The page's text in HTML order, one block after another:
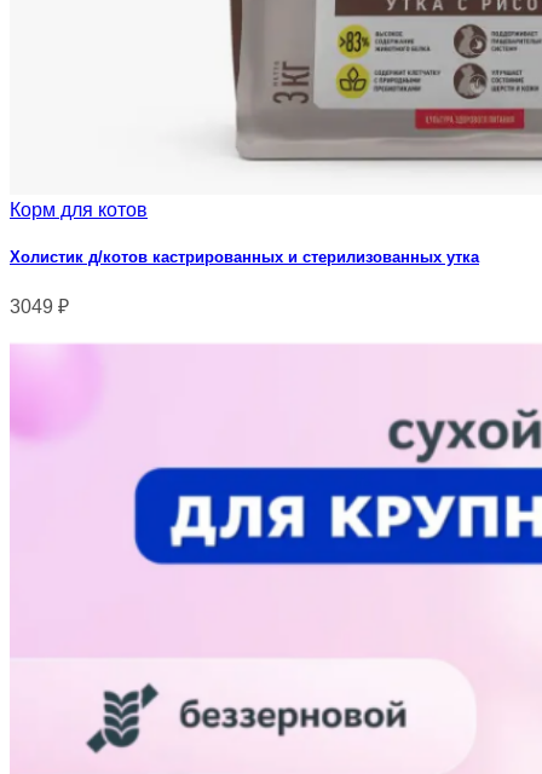
Корм для котов
Холистик д/котов кастрированных и стерилизованных утка
3049 ₽